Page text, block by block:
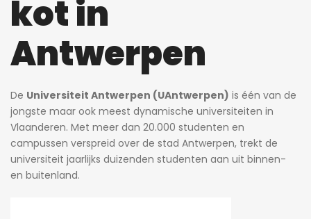
kot in
Antwerpen
De Universiteit Antwerpen (UAntwerpen) is één van de
jongste maar ook meest dynamische universiteiten in
Vlaanderen. Met meer dan 20.000 studenten en
campussen verspreid over de stad Antwerpen, trekt de
universiteit jaarlijks duizenden studenten aan uit binnen-
en buitenland.